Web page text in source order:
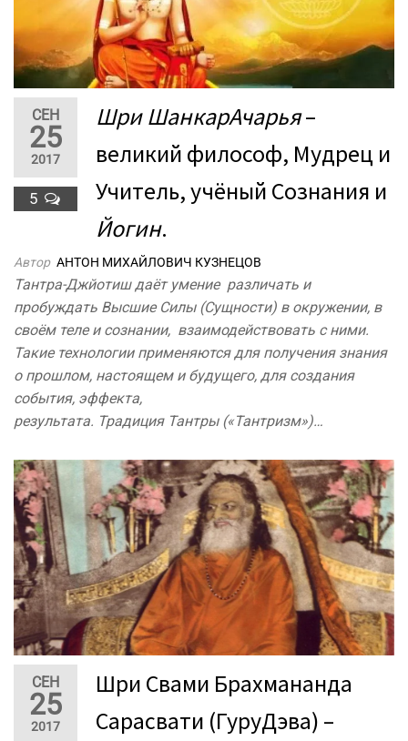
СЕН
25
2017
5
Шри ШанкарАчарья–
великий философ, Мудрец и
Учитель, учёный Сознания и
Йогин.
Автор АНТОН МИХАЙЛОВИЧ КУЗНЕЦОВ
Тантра-Джйотиш даёт умение различать и
пробуждать Высшие Силы (Сущности) в окружении, в
своём теле и сознании, взаимодействовать с ними.
Такие технологии применяются для получения знания
о прошлом, настоящем и будущего, для создания
события, эффекта,
результата. Традиция Тантры («Тантризм»)…
СЕН
25
2017
Шри Свами Брахмананда
Сарасвати (ГуруДэва) –